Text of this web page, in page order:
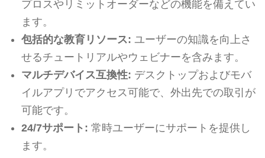
プロスやリミットオーダーなどの機能を備えてい
ます。
包括的な教育リソース: ユーザーの知識を向上さ
せるチュートリアルやウェビナーを含みます。
マルチデバイス互換性: デスクトップおよびモバ
イルアプリでアクセス可能で、外出先での取引が
可能です。
24/7サポート: 常時ユーザーにサポートを提供し
ます。